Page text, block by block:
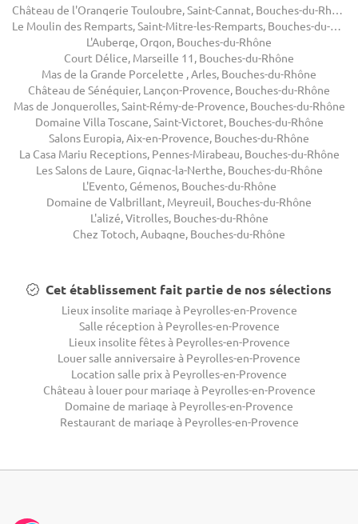
Château de l'Orangerie Touloubre, Saint-Cannat, Bouches-du-Rhône
Le Moulin des Remparts, Saint-Mitre-les-Remparts, Bouches-du-Rhône
L'Auberge, Orgon, Bouches-du-Rhône
Court Délice, Marseille 11, Bouches-du-Rhône
Mas de la Grande Porcelette , Arles, Bouches-du-Rhône
Château de Sénéguier, Lançon-Provence, Bouches-du-Rhône
Mas de Jonquerolles, Saint-Rémy-de-Provence, Bouches-du-Rhône
Domaine Villa Toscane, Saint-Victoret, Bouches-du-Rhône
Salons Europia, Aix-en-Provence, Bouches-du-Rhône
La Casa Mariu Receptions, Pennes-Mirabeau, Bouches-du-Rhône
Les Salons de Laure, Gignac-la-Nerthe, Bouches-du-Rhône
L'Evento, Gémenos, Bouches-du-Rhône
Domaine de Valbrillant, Meyreuil, Bouches-du-Rhône
L'alizé, Vitrolles, Bouches-du-Rhône
Chez Totoch, Aubagne, Bouches-du-Rhône
Cet établissement fait partie de nos sélections
Lieux insolite mariage à Peyrolles-en-Provence
Salle réception à Peyrolles-en-Provence
Lieux insolite fêtes à Peyrolles-en-Provence
Louer salle anniversaire à Peyrolles-en-Provence
Location salle prix à Peyrolles-en-Provence
Château à louer pour mariage à Peyrolles-en-Provence
Domaine de mariage à Peyrolles-en-Provence
Restaurant de mariage à Peyrolles-en-Provence